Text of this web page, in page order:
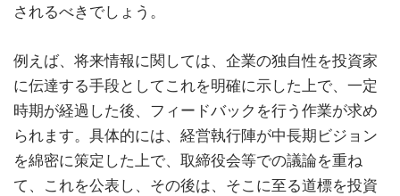
されるべきでしょう。
例えば、将来情報に関しては、企業の独自性を投資家
に伝達する手段としてこれを明確に示した上で、一定
時期が経過した後、フィードバックを行う作業が求め
られます。具体的には、経営執行陣が中長期ビジョン
を綿密に策定した上で、取締役会等での議論を重ね
て、これを公表し、その後は、そこに至る道標を投資